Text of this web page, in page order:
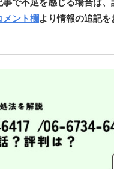
メント欄より情報の追記を